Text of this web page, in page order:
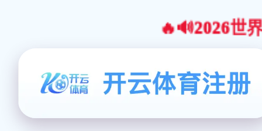
🔥🔊2026世界杯官